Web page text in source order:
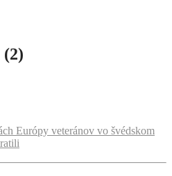
Európy veteránov vo švédskom